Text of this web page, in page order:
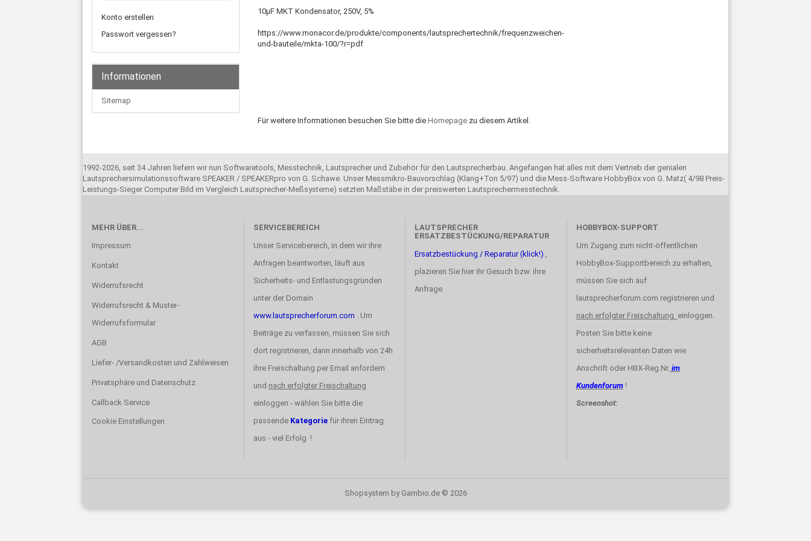
10µF MKT Kondensator, 250V, 5%
https://www.monacor.de/produkte/components/lautsprechertechnik/frequenzweichen-
und-bauteile/mkta-100/?r=pdf
Für weitere Informationen besuchen Sie bitte die Homepage zu diesem Artikel.
Konto erstellen
Passwort vergessen?
Informationen
Sitemap
1992-2026, seit 34 Jahren liefern wir nun Softwaretools, Messtechnik, Lautsprecher und Zubehör für den Lautsprecherbau. Angefangen hat alles mit dem Vertrieb der genialen
Lautsprechersimulationssoftware SPEAKER / SPEAKERpro von G. Schawe. Unser Messmikro-Bauvorschlag (Klang+Ton 5/97) und die Mess-Software HobbyBox von G. Matz( 4/98 Preis-
Leistungs-Sieger Computer Bild im Vergleich Lautsprecher-Meßsysteme) setzten Maßstäbe in der preiswerten Lautsprechermesstechnik.
MEHR ÜBER...
Impressum
Kontakt
Widerrufsrecht
Widerrufsrecht & Muster-
Widerrufsformular
AGB
Liefer- /Versandkosten und Zahlweisen
Privatsphäre und Datenschutz
Callback Service
Cookie Einstellungen
SERVICEBEREICH
Unser Servicebereich, in dem wir ihre
Anfragen beantworten, läuft aus
Sicherheits- und Entlastungsgründen
unter der Domain
www.lautsprecherforum.com . Um
Beiträge zu verfassen, müssen Sie sich
dort registrieren, dann innerhalb von 24h
ihre Freischaltung per Email anfordern
und nach erfolgter Freischaltung
einloggen - wählen Sie bitte die
passende Kategoriefür ihren Eintrag
aus - viel Erfolg !
LAUTSPRECHER
ERSATZBESTÜCKUNG/REPARATUR
Ersatzbestückung / Reparatur (klick!) ,
plazieren Sie hier ihr Gesuch bzw. ihre
Anfrage
HOBBYBOX-SUPPORT
Um Zugang zum nicht-öffentlichen
HobbyBox-Supportbereich zu erhalten,
müssen Sie sich auf
lautsprecherforum.com registrieren und
nach erfolgter Freischaltung einloggen.
Posten Sie bitte keine
sicherheitsrelevanten Daten wie
Anschrift oder HBX-Reg.Nr. im
Kundenforum!
Screenshot:
Shopsystem by Gambio.de © 2026